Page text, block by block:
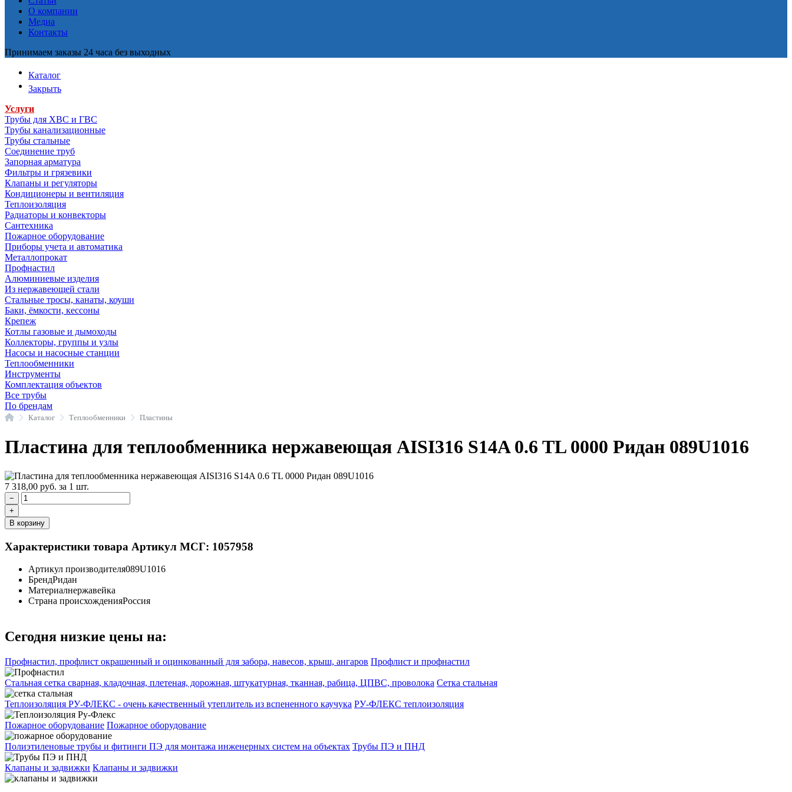
О компании
Медиа
Контакты
Принимаем заказы 24 часа без выходных
Каталог
Закрыть
Услуги
Трубы для ХВС и ГВС
Трубы канализационные
Трубы стальные
Соединение труб
Запорная арматура
Фильтры и грязевики
Клапаны и регуляторы
Кондиционеры и вентиляция
Теплоизоляция
Радиаторы и конвекторы
Сантехника
Пожарное оборудование
Приборы учета и автоматика
Металлопрокат
Профнастил
Алюминиевые изделия
Из нержавеющей стали
Стальные тросы, канаты, коуши
Баки, ёмкости, кессоны
Крепеж
Котлы газовые и дымоходы
Коллекторы, группы и узлы
Насосы и насосные станции
Теплообменники
Инструменты
Комплектация объектов
Все трубы
По брендам
ГлавнаяКаталог Теплообменники Пластины
Пластина для теплообменника нержавеющая AISI316 S14A 0.6 TL 0000 Ридан 089U1016
7 318,00 руб. за 1 шт.
−
+
В корзину
Характеристики товара Артикул МСГ: 1057958
Артикул производителя089U1016
БрендРидан
Материалнержавейка
Страна происхожденияРоссия
Сегодня низкие цены на:
Профнастил, профлист окрашенный и оцинкованный для забора, навесов, крыш, ангаров Профлист и профнастил
Стальная сетка сварная, кладочная, плетеная, дорожная, штукатурная, тканная, рабица, ЦПВС, проволока Сетка стальная
Теплоизоляция РУ-ФЛЕКС - очень качественный утеплитель из вспененного каучука РУ-ФЛЕКС теплоизоляция
Пожарное оборудование Пожарное оборудование
Полиэтиленовые трубы и фитинги ПЭ для монтажа инженерных систем на объектах Трубы ПЭ и ПНД
Клапаны и задвижки Клапаны и задвижки